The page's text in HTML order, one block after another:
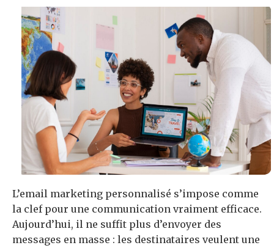
L’email marketing personnalisé s’impose comme
la clef pour une communication vraiment efficace.
Aujourd’hui, il ne suffit plus d’envoyer des
messages en masse : les destinataires veulent une